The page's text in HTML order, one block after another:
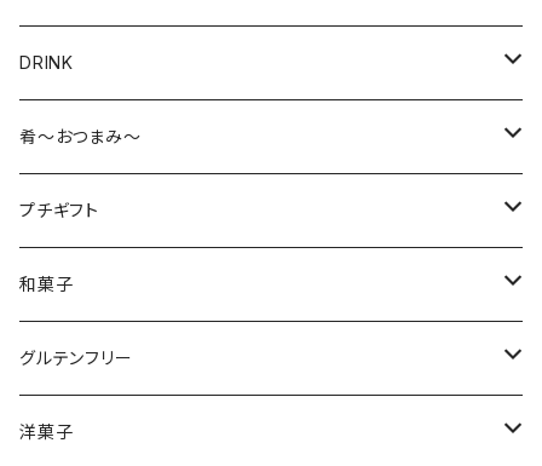
美味しいグルテンフリー
抹茶
材料
タルト
フロランタン
バウムクーヘン
ふと食べたくなるおやつ
DRINK
お茶・抹茶
材料
珈琲
紅茶
肴～おつまみ～
海鮮珍味
チーズ
プチギフト
飲料・お茶
和菓子
煎餅
干し芋
グルテンフリー
焼き菓子・クッキー
洋菓子